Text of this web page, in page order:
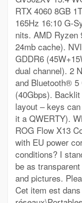
RTX 4060 8GB
165Hz 16:10 G-
nits. AMD Ryzen
24mb cache).
GDDR6
dual channel). 2
and Bluetooth®
(40Gbps).
layout – keys
it a QWERTY).
ROG Flow X13
with EU power
conditions? I
be as
and pictures.
Cet item est